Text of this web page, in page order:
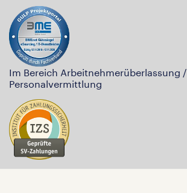
Im Bereich Arbeitnehmerüberlassung /
Personalvermittlung